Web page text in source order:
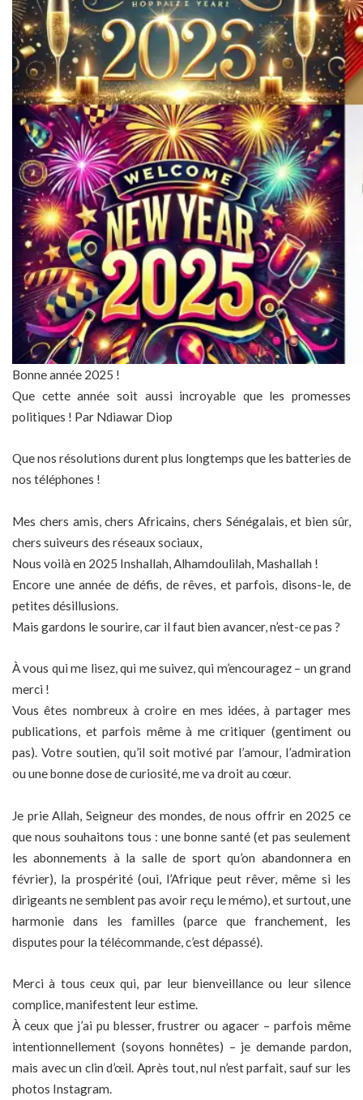
Bonne année 2025 !
Que cette année soit aussi incroyable que les promesses
politiques ! Par Ndiawar Diop
Que nos résolutions durent plus longtemps que les batteries de
nos téléphones !
Mes chers amis, chers Africains, chers Sénégalais, et bien sûr,
chers suiveurs des réseaux sociaux,
Nous voilà en 2025 Inshallah, Alhamdoulilah, Mashallah !
Encore une année de défis, de rêves, et parfois, disons-le, de
petites désillusions.
Mais gardons le sourire, car il faut bien avancer, n’est-ce pas ?
À vous qui me lisez, qui me suivez, qui m’encouragez – un grand
merci !
Vous êtes nombreux à croire en mes idées, à partager mes
publications, et parfois même à me critiquer (gentiment ou
pas). Votre soutien, qu’il soit motivé par l’amour, l’admiration
ou une bonne dose de curiosité, me va droit au cœur.
Je prie Allah, Seigneur des mondes, de nous offrir en 2025 ce
que nous souhaitons tous : une bonne santé (et pas seulement
les abonnements à la salle de sport qu’on abandonnera en
février), la prospérité (oui, l’Afrique peut rêver, même si les
dirigeants ne semblent pas avoir reçu le mémo), et surtout, une
harmonie dans les familles (parce que franchement, les
disputes pour la télécommande, c’est dépassé).
Merci à tous ceux qui, par leur bienveillance ou leur silence
complice, manifestent leur estime.
À ceux que j’ai pu blesser, frustrer ou agacer – parfois même
intentionnellement (soyons honnêtes) – je demande pardon,
mais avec un clin d’œil. Après tout, nul n’est parfait, sauf sur les
photos Instagram.